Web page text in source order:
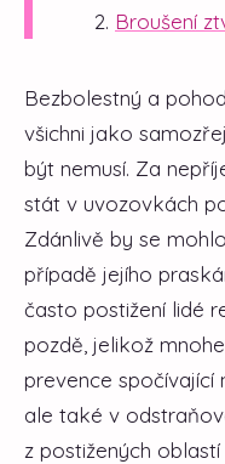
Broušení
Bezbolestný a
všichni jako
být nemusí. Za
stát v uvozovkách
Zdánlivě by se
případě jejího
často postižení lidé
pozdě, jelikož
prevence spočívající
ale také v
z postižených